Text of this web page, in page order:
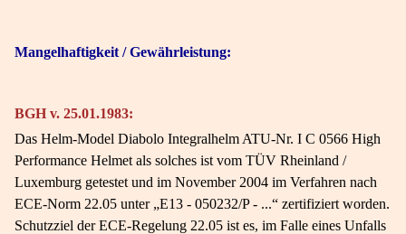
Mangelhaftigkeit / Gewährleistung:
BGH v. 25.01.1983:
Das Helm-Model Diabolo Integralhelm ATU-Nr. I C 0566 High
Performance Helmet als solches ist vom TÜV Rheinland /
Luxemburg getestet und im November 2004 im Verfahren nach
ECE-Norm 22.05 unter „E13 - 050232/P - ...“ zertifiziert worden.
Schutzziel der ECE-Regelung 22.05 ist es, im Falle eines Unfalls